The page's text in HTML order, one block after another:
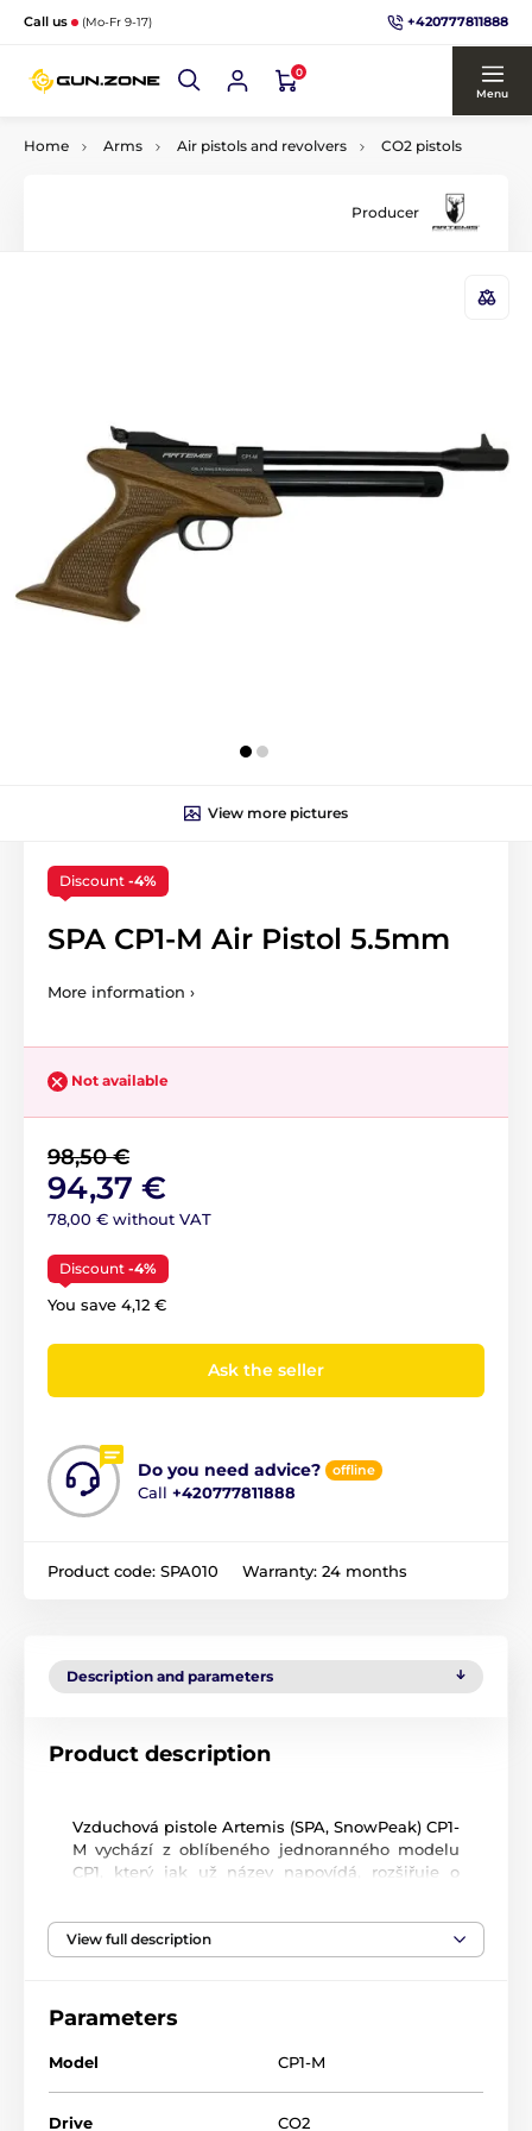
Call us (Mo-Fr 9-17) +420777811888
0
Menu
Home Arms Air pistols and revolvers CO2 pistols
Producer
View more pictures
Discount -4%
SPA CP1-M Air Pistol 5.5mm
More information ›
Not available
98,50 €
94,37 €
78,00 € without VAT
Discount -4%
You save 4,12 €
Ask the seller
Do you need advice? offline
Call +420777811888
Product code: SPA010 Warranty: 24 months
Description and parameters
Product description
Vzduchová pistole Artemis (SPA, SnowPeak) CP1-
M vychází z oblíbeného jednoranného modelu
CP1, který jak už název napovídá, rozšiřuje o
Pistole CP1-M využívá k pohonu jednorázové 12 g
umístěného pod hlavní. Na jednu standardní 12
vystřílet až 40 ran.
Vhodné střelivo do pistolí CP1-M jsou klasické
View full description
Parameters
Model CP1-M
Drive CO2